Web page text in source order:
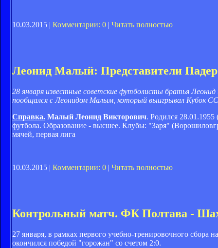
10.03.2015 | Комментарии: 0 Читать полностью
Леонид Малый: Представители
28 января известные советские футболисты братья
пообщался с Леонидом Малым, который выигрывал Кубок
Справка. Малый Леонид Викторович. Родился
футбола. Образование - высшее. Клубы: "Заря"
мячей, первая лига
10.03.2015 | Комментарии: 0 | Читать полностью
Контрольный матч. ФК Полтава -
27 января, в рамках первого учебно-тренировочного
окончился победой "горожан" со счетом 2:0.